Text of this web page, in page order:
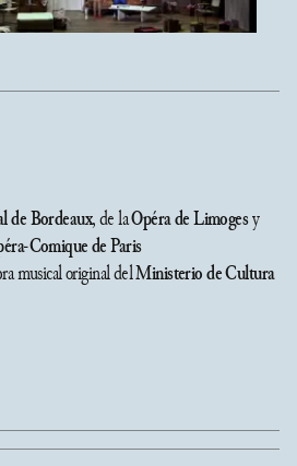
de Bordeaux, de laOpéra de Limogesy
Comique de Paris
musical original delMinisterio de Cultura